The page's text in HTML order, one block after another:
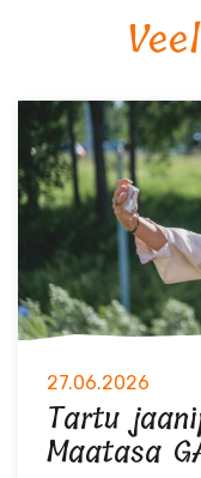
27.06.2026
Tartu
Maatasa